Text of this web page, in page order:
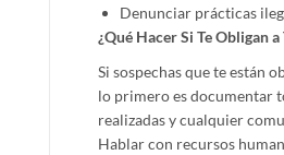
Denunciar prácticas
¿Qué Hacer Si Te Obligan
Si sospechas que te están
lo primero es documentar
realizadas y cualquier
Hablar con recursos